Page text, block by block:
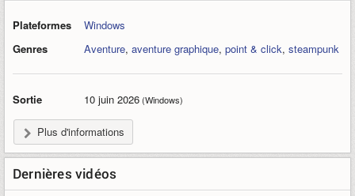
Plateformes
Windows
Genres
Aventure, aventure graphique, point & click, steampunk
Sortie 10 juin 2026(Windows)
Plus d'informations
Dernières vidéos